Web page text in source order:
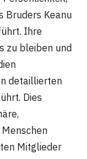
Bruders Keanu
Ihre
zu bleiben und
detaillierten
Dies
Mitglieder